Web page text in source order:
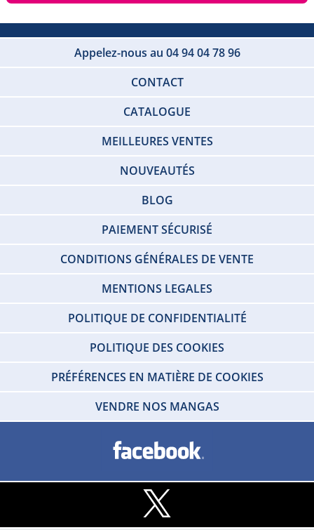
Appelez-nous au 04 94 04 78 96
CONTACT
CATALOGUE
MEILLEURES VENTES
NOUVEAUTÉS
BLOG
PAIEMENT SÉCURISÉ
CONDITIONS GÉNÉRALES DE VENTE
MENTIONS LEGALES
POLITIQUE DE CONFIDENTIALITÉ
POLITIQUE DES COOKIES
PRÉFÉRENCES EN MATIÈRE DE COOKIES
VENDRE NOS MANGAS